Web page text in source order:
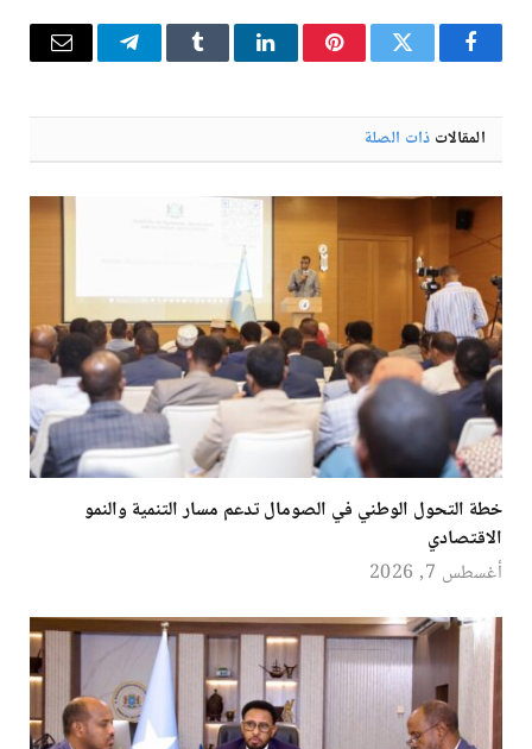
فيسبوكتويتر بينتيريستلينكدإن Tumblr تيلقرام البريد
المقالات ذات الصلة
خطة التحول الوطني في الصومال تدعم مسار التنمية والنمو
الاقتصادي
أغسطس 7, 2026